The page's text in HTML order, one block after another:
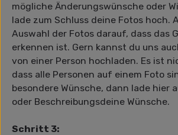
mögliche Änderungswünsche oder
lade zum Schluss deine Fotos hoch.
Auswahl der Fotos darauf, dass das
erkennen ist. Gern kannst du uns
von einer Person hochladen. Es ist
dass alle Personen auf einem Foto
besondere Wünsche, dann lade hier
oder Beschreibungsdeine Wünsche.
Schritt 3: